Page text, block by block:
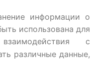
информации о
использована для
с
различные данные,